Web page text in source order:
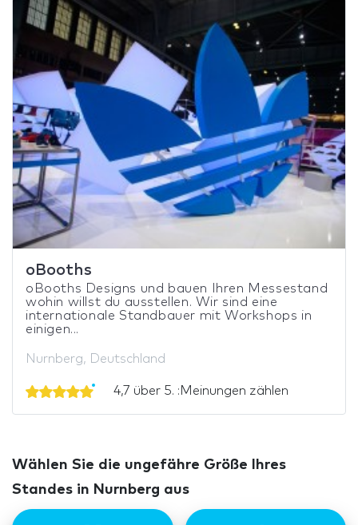
oBooths
oBooths Designs und bauen Ihren Messestand
wohin willst du ausstellen. Wir sind eine
internationale Standbauer mit Workshops in
einigen...
Nurnberg, Deutschland
4,7 über 5. :Meinungen zählen
Wählen Sie die ungefähre Größe Ihres
Standes in Nurnberg aus